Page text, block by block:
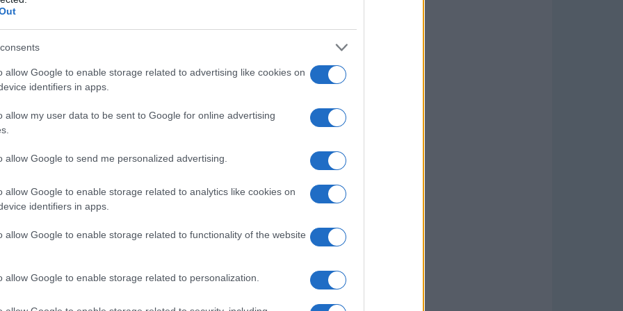
allow Google to enable storage related to advertising like cookies on
identifiers in apps.
allow my user data to be sent to Google for online advertising
allow Google to send me personalized advertising.
allow Google to enable storage related to analytics like cookies on
identifiers in apps.
allow Google to enable storage related to functionality of the website
allow Google to enable storage related to personalization.
a Covid-19, pero en todo el mundo han
a viajar.
todos los países se encuentra la
de hasta 15 días a partir de la entrada en
el resultado del hisopo
nacióResort Bubble.